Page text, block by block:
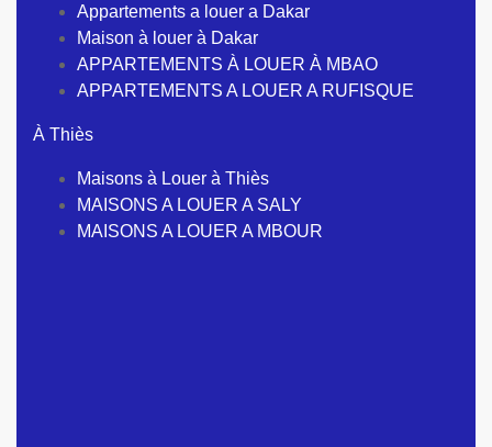
Appartements a louer a Dakar
Maison à louer à Dakar
APPARTEMENTS À LOUER À MBAO
APPARTEMENTS A LOUER A RUFISQUE
À Thiès
Maisons à Louer à Thiès
MAISONS A LOUER A SALY
MAISONS A LOUER A MBOUR